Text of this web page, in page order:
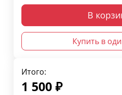
В
Купить в
Итого:
1 500 ₽